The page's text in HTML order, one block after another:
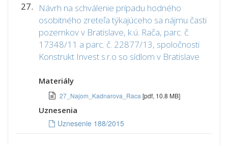
27.
Návrh na schválenie prípadu hodného
osobitného zreteľa týkajúceho sa nájmu časti
pozemkov v Bratislave, k.ú. Rača, parc. č.
17348/11 a parc. č. 22877/13, spoločnosti
Konstrukt Invest s.r.o so sídlom v Bratislave
Materiály
27_Najom_Kadnarova_Raca [pdf, 10.8 MB]
Uznesenia
Uznesenie 188/2015